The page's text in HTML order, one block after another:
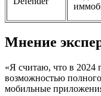
Мнение
«Я считаю, что в 2024
возможностью
мобильные